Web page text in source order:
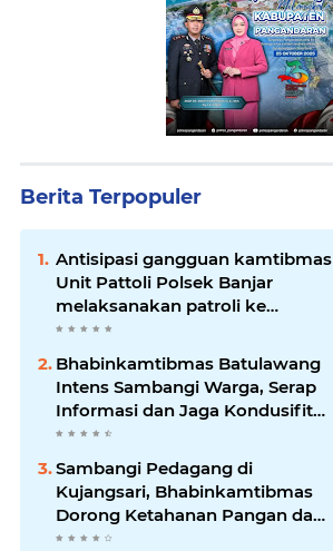
Berita Terpopuler
Antisipasi gangguan kamtibmas
Unit Pattoli Polsek Banjar
melaksanakan patroli ke
tempat-tempat keramaian di
Bhabinkamtibmas Batulawang
Intens Sambangi Warga, Serap
Informasi dan Jaga Kondusifitas
Lingkungan
Sambangi Pedagang di
Kujangsari, Bhabinkamtibmas
Dorong Ketahanan Pangan dan
Keamanan Lingkungan